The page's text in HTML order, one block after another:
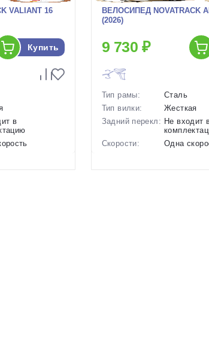
VALIANT 16
Купить
в
ВЕЛОСИПЕД NOVATRACK
(2026)
9 730 ₽
Тип рамы:
Сталь
Тип вилки:
Жесткая
Задний перекл: Не входит
Скорости:
Одна